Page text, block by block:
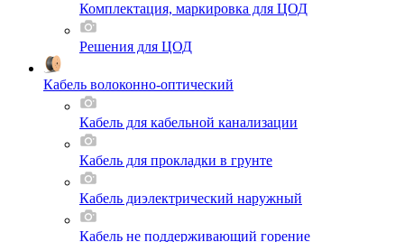
Комплектация, маркировка для ЦОД
Решения для ЦОД
Кабель волоконно-оптический
Кабель для кабельной канализации
Кабель для прокладки в грунте
Кабель диэлектрический наружный
Кабель не поддерживающий горение